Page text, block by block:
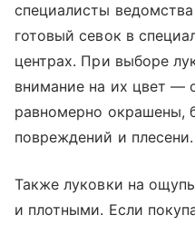
специалисты
готовый севок в
центрах. При выборе
внимание на их цвет —
равномерно окрашены,
повреждений и плесени.
Также луковки на
и плотными. Если